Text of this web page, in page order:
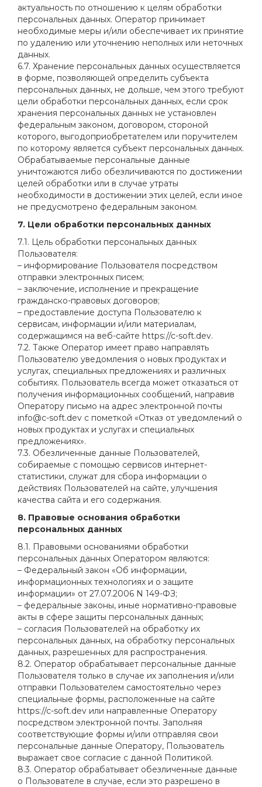
актуальность по отношению к целям обработки
персональных данных. Оператор принимает
необходимые меры и/или обеспечивает их принятие
по удалению или уточнению неполных или неточных
данных.
6.7. Хранение персональных данных осуществляется
в форме, позволяющей определить субъекта
персональных данных, не дольше, чем этого требуют
цели обработки персональных данных, если срок
хранения персональных данных не установлен
федеральным законом, договором, стороной
которого, выгодоприобретателем или поручителем
по которому является субъект персональных данных.
Обрабатываемые персональные данные
уничтожаются либо обезличиваются по достижении
целей обработки или в случае утраты
необходимости в достижении этих целей, если иное
не предусмотрено федеральным законом.
7. Цели обработки персональных данных
7.1. Цель обработки персональных данных
Пользователя:
– информирование Пользователя посредством
отправки электронных писем;
– заключение, исполнение и прекращение
гражданско-правовых договоров;
– предоставление доступа Пользователю к
сервисам, информации и/или материалам,
содержащимся на веб-сайте https://c-soft.dev.
7.2. Также Оператор имеет право направлять
Пользователю уведомления о новых продуктах и
услугах, специальных предложениях и различных
событиях. Пользователь всегда может отказаться от
получения информационных сообщений, направив
Оператору письмо на адрес электронной почты
info@c-soft.dev с пометкой «Отказ от уведомлений о
новых продуктах и услугах и специальных
предложениях».
7.3. Обезличенные данные Пользователей,
собираемые с помощью сервисов интернет-
статистики, служат для сбора информации о
действиях Пользователей на сайте, улучшения
качества сайта и его содержания.
8. Правовые основания обработки
персональных данных
8.1. Правовыми основаниями обработки
персональных данных Оператором являются:
– Федеральный закон «Об информации,
информационных технологиях и о защите
информации» от 27.07.2006 N 149-ФЗ;
– федеральные законы, иные нормативно-правовые
акты в сфере защиты персональных данных;
– согласия Пользователей на обработку их
персональных данных, на обработку персональных
данных, разрешенных для распространения.
8.2. Оператор обрабатывает персональные данные
Пользователя только в случае их заполнения и/или
отправки Пользователем самостоятельно через
специальные формы, расположенные на сайте
https://c-soft.dev или направленные Оператору
посредством электронной почты. Заполняя
соответствующие формы и/или отправляя свои
персональные данные Оператору, Пользователь
выражает свое согласие с данной Политикой.
8.3. Оператор обрабатывает обезличенные данные
о Пользователе в случае, если это разрешено в